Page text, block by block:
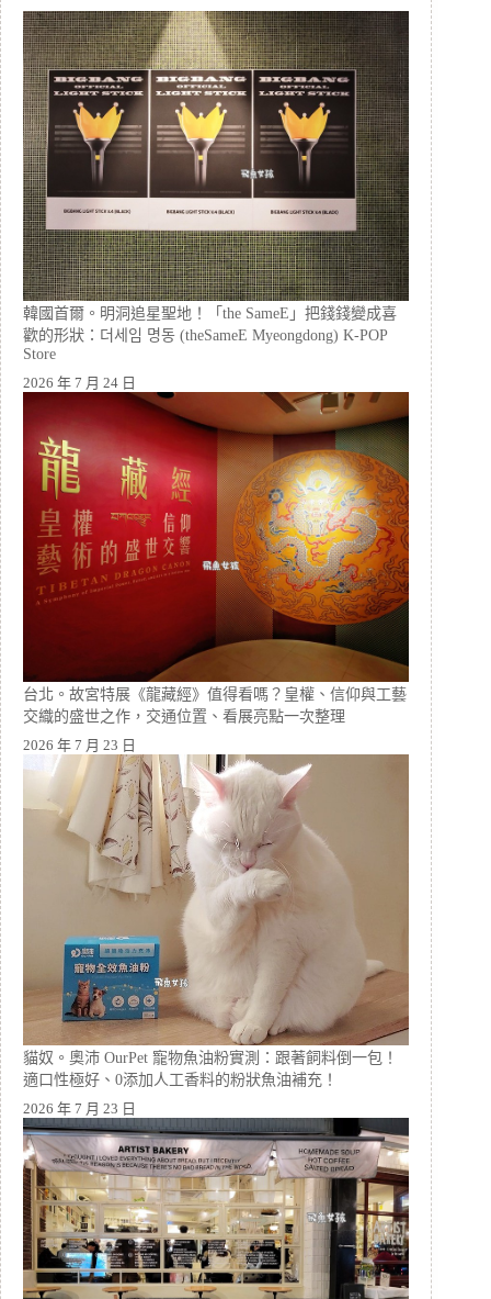
韓國首爾。明洞追星聖地！「the SameE」把錢錢變成喜
歡的形狀：더세임 명동 (theSameE Myeongdong) K-POP
Store
2026 年 7 月 24 日
台北。故宮特展《龍藏經》值得看嗎？皇權、信仰與工藝
交織的盛世之作，交通位置、看展亮點一次整理
2026 年 7 月 23 日
貓奴。奧沛 OurPet 寵物魚油粉實測：跟著飼料倒一包！
適口性極好、0添加人工香料的粉狀魚油補充！
2026 年 7 月 23 日